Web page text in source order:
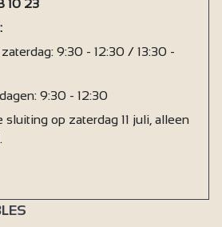
10 23
9:30 - 12:30 / 13:30 -
9:30 - 12:30
op zaterdag 11 juli, alleen